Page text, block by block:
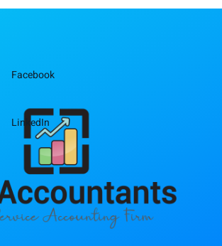
Facebook
LinkedIn